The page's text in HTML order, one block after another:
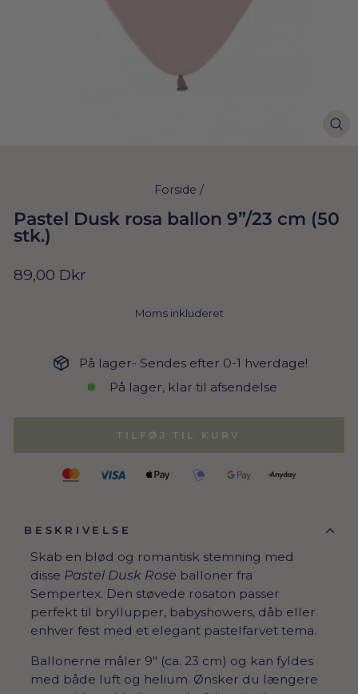
Forside /
Pastel Dusk rosa ballon 9”/23 cm (50
stk.)
Normal
89,00 Dkr
Moms inkluderet
På lager- Sendes efter 0-1 hverdage!
På lager, klar til afsendelse
TILFØJ TIL KURV
BESKRIVELSE
Skab en blød og romantisk stemning med
disse Pastel Dusk Rose balloner fra
Sempertex. Den støvede rosaton passer
perfekt til bryllupper, babyshowers, dåb eller
enhver fest med et elegant pastelfarvet tema.
Ballonerne måler 9" (ca. 23 cm) og kan fyldes
med både luft og helium. Ønsker du længere